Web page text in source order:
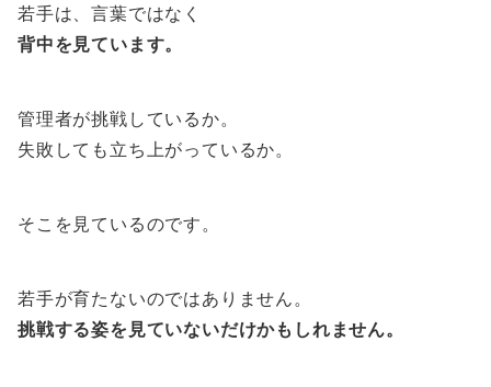
若手は、言葉ではなく
背中を見ています。
管理者が挑戦しているか。
失敗しても立ち上がっているか。
そこを見ているのです。
若手が育たないのではありません。
挑戦する姿を見ていないだけかもしれません。